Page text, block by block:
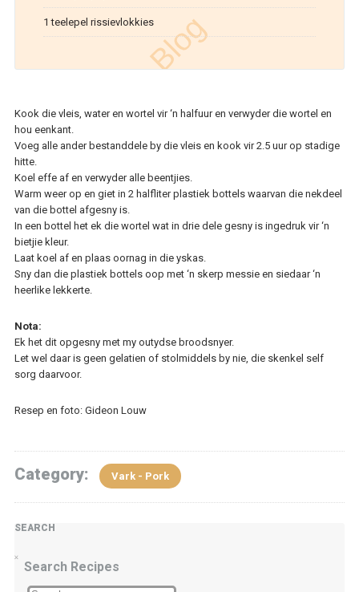
1 teelepel rissievlokkies
Kook die vleis, water en wortel vir ‘n halfuur en verwyder die wortel en
hou eenkant.
Voeg alle ander bestanddele by die vleis en kook vir 2.5 uur op stadige
hitte.
Koel effe af en verwyder alle beentjies.
Warm weer op en giet in 2 halfliter plastiek bottels waarvan die nekdeel
van die bottel afgesny is.
In een bottel het ek die wortel wat in drie dele gesny is ingedruk vir ‘n
bietjie kleur.
Laat koel af en plaas oornag in die yskas.
Sny dan die plastiek bottels oop met ‘n skerp messie en siedaar ‘n
heerlike lekkerte.
Nota:
Ek het dit opgesny met my outydse broodsnyer.
Let wel daar is geen gelatien of stolmiddels by nie, die skenkel self
sorg daarvoor.
Resep en foto: Gideon Louw
Category: Vark - Pork
SEARCH
Search Recipes